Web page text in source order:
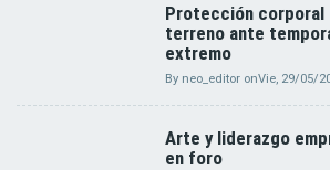
Protección corporal
terreno ante
extremo
By neo_editor onVie, 29/05/
Arte y liderazgo
en foro